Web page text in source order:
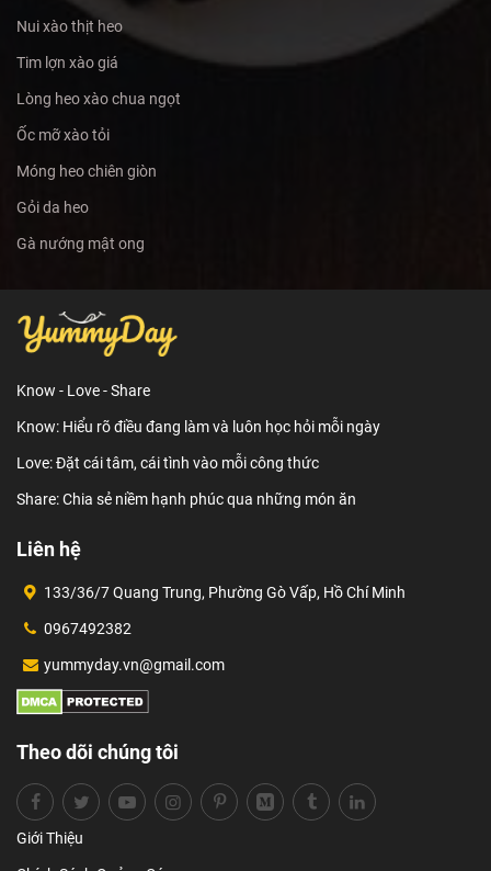
Nui xào thịt heo
Tim lợn xào giá
Lòng heo xào chua ngọt
Ốc mỡ xào tỏi
Móng heo chiên giòn
Gỏi da heo
Gà nướng mật ong
Know - Love - Share
Know: Hiểu rõ điều đang làm và luôn học hỏi mỗi ngày
Love: Đặt cái tâm, cái tình vào mỗi công thức
Share: Chia sẻ niềm hạnh phúc qua những món ăn
Liên hệ
133/36/7 Quang Trung, Phường Gò Vấp, Hồ Chí Minh
0967492382
yummyday.vn@gmail.com
Theo dõi chúng tôi
Giới Thiệu